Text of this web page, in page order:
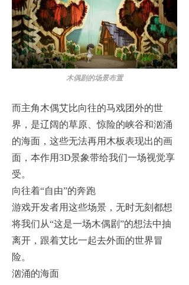
木偶剧的场景布置
而主角木偶艾比向往的马戏团外的世
界，是辽阔的草原、惊险的峡谷和汹涌
的海面，这些无法再用木板表现出的画
面，本作用3D景象带给我们一场视觉享
受。
向往着“自由”的奔跑
游戏开发者用这些场景，无时无刻都想
将我们从“这是一场木偶剧”的想法中抽
离开，跟着艾比一起去外面的世界冒
险。
汹涌的海面